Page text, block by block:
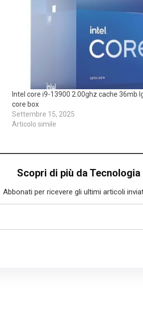
Intel core i9-13900 2.00ghz cache 36mb
core box
Settembre 15, 2025
Articolo simile
Scopri di più da Tecnologia
Abbonati per ricevere gli ultimi articoli